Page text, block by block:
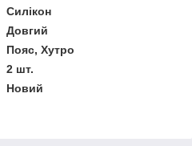
Силікон
Довгий
Пояс, Хутро
2 шт.
Новий